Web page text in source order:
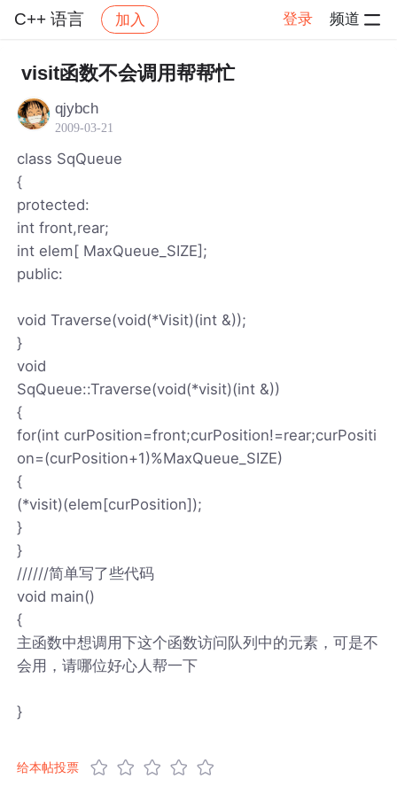
C++ 语言 加入 登录 频道
社区 C++ 语言 帖子详情
visit函数不会调用帮帮忙
qjybch
2009-03-21
class SqQueue
{
protected:
int front,rear;
int elem[ MaxQueue_SIZE];
public:
void Traverse(void(*Visit)(int &));
}
void
SqQueue::Traverse(void(*visit)(int &))
{
for(int curPosition=front;curPosition!=rear;curPositi
on=(curPosition+1)%MaxQueue_SIZE)
{
(*visit)(elem[curPosition]);
}
}
//////简单写了些代码
void main()
{
主函数中想调用下这个函数访问队列中的元素，可是不
会用，请哪位好心人帮一下
}
给本帖投票